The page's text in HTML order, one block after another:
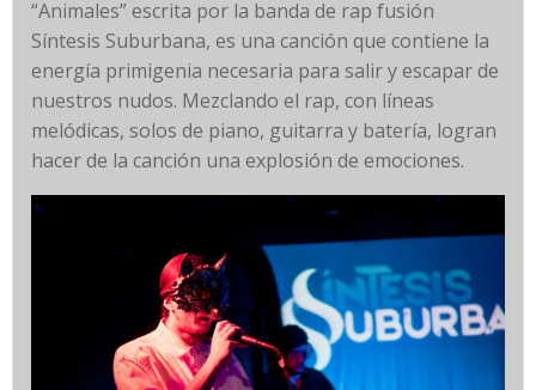
“Animales” escrita por la banda de rap fusión
Síntesis Suburbana, es una canción que contiene la
energía primigenia necesaria para salir y escapar de
nuestros nudos. Mezclando el rap, con líneas
melódicas, solos de piano, guitarra y batería, logran
hacer de la canción una explosión de emociones.